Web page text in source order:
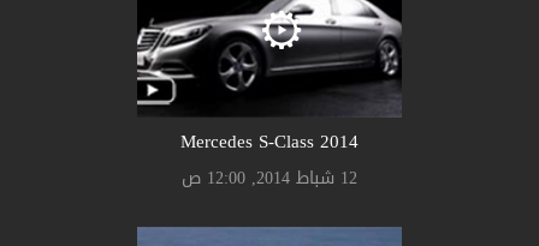
Mercedes S-Class 2014
12 شباط 2014, 12:00 ص